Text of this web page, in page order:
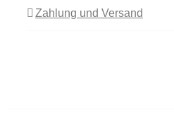
Zahlung und Versand